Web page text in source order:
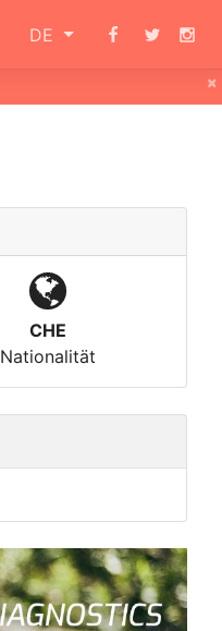
DE
×
CHE
Nationalität